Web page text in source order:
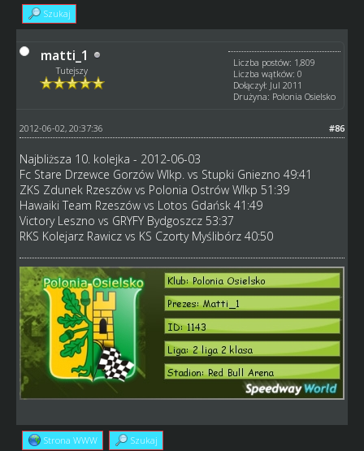
Szukaj
matti_1
Tutejszy
Liczba postów: 1,809
Liczba wątków: 0
Dołączył: Jul 2011
Drużyna: Polonia Osielsko
#86
2012-06-02, 20:37:36
Najbliższa 10. kolejka - 2012-06-03
Fc Stare Drzewce Gorzów Wlkp. vs Stupki Gniezno 49:41
ZKS Zdunek Rzeszów vs Polonia Ostrów Wlkp 51:39
Hawaiki Team Rzeszów vs Lotos Gdańsk 41:49
Victory Leszno vs GRYFY Bydgoszcz 53:37
RKS Kolejarz Rawicz vs KS Czorty Myślibórz 40:50
Strona WWW Szukaj